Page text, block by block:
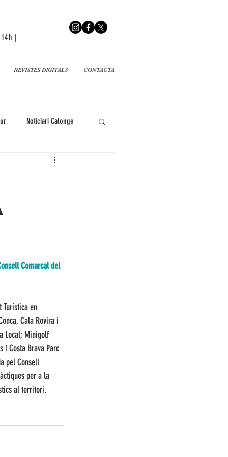
|
REVISTES DIGITALS CONTACTA
Noticiari Calonge
Mar
Comarcal del
Turística en
Cala Rovira i
Local; Minigolf
i Costa Brava Parc
pel Consell
per a la
al territori.